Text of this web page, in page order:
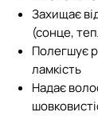
Захищає
(сонце,
Полегшує
ламкість
Надає